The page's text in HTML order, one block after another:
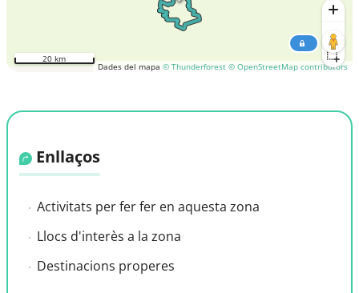
Dades del mapa © Thunderforest © OpenStreetMap contributors
20 km
Enllaços
Activitats per fer fer en aquesta zona
Llocs d'interès a la zona
Destinacions properes